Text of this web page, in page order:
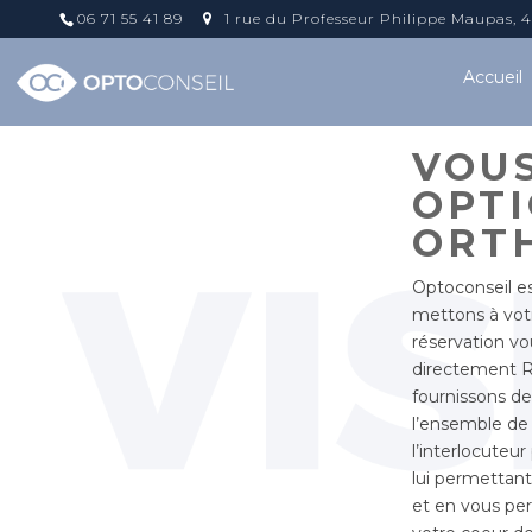
06 71 55 41 89 1 rue du Professeur Philippe Maupas,
Accueil
Optoconseil
mettons à
réservation
directement
fournissons
l’ensemble
lui
et en vous